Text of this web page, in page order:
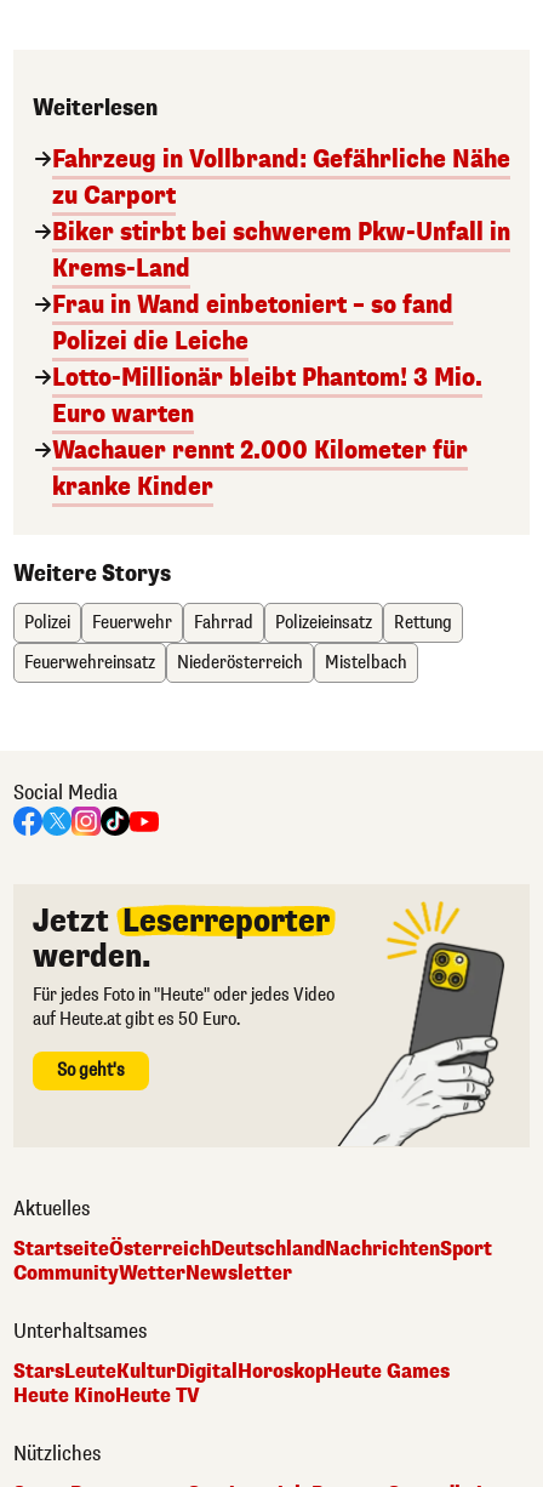
Weiterlesen
Fahrzeug in Vollbrand: Gefährliche Nähe
zu Carport
Biker stirbt bei schwerem Pkw-Unfall in
Krems-Land
Frau in Wand einbetoniert – so fand
Polizei die Leiche
Lotto-Millionär bleibt Phantom! 3 Mio.
Euro warten
Wachauer rennt 2.000 Kilometer für
kranke Kinder
Weitere Storys
Polizei Feuerwehr Fahrrad Polizeieinsatz
Rettung
Feuerwehreinsatz
Niederösterreich Mistelbach
Social Media
Jetzt Leserreporter
werden.
Für jedes Foto in "Heute" oder jedes Video
auf Heute.at gibt es 50 Euro.
So geht's
Aktuelles
StartseiteÖsterreichDeutschlandNachrichtenSport
CommunityWetterNewsletter
Unterhaltsames
StarsLeuteKulturDigitalHoroskopHeute Games
Heute KinoHeute TV
Nützliches